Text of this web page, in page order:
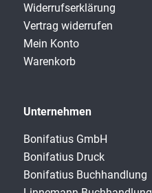
Widerrufserklärung
Vertrag widerrufen
Mein Konto
Warenkorb
Unternehmen
Bonifatius GmbH
Bonifatius Druck
Bonifatius Buchhandlung